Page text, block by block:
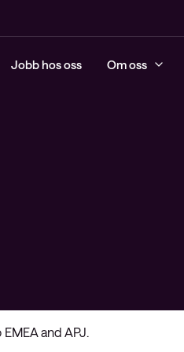
Jobb hos oss Om oss
and APJ.